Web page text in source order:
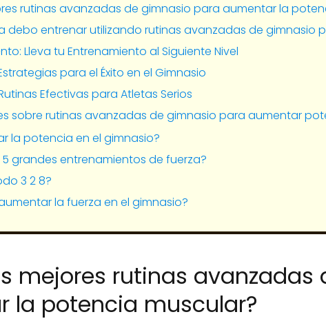
rutinas avanzadas de gimnasio para aumentar la
debo entrenar utilizando rutinas avanzadas de gimnasio
Lleva tu Entrenamiento al Siguiente Nivel
para el Éxito en el Gimnasio
Efectivas para Atletas Serios
sobre rutinas avanzadas de gimnasio para aumentar
la potencia en el gimnasio?
5 grandes entrenamientos de fuerza?
3 2 8?
la fuerza en el gimnasio?
mejores rutinas avanzadas
la potencia muscular?